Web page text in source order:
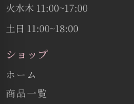
火水木 11:00~17:00
土日 11:00~18:00
ショップ
ホーム
商品一覧